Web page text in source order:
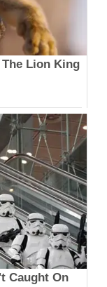
Lion King
Caught On